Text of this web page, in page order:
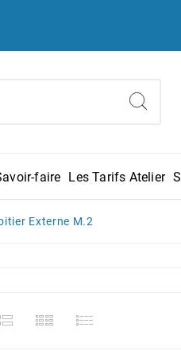
faire Les Tarifs Atelier
Externe M.2